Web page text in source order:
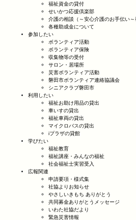
福祉資金の貸付
せいかつ応援倶楽部
介護の相談（～安心介護のお手伝い～
各種助成金について
参加したい
ボランティア活動
ボランティア保険
収集物等の受付
サロン・居場所
災害ボランティア活動
磐田市ボランティア連絡協議会
シニアクラブ磐田市
利用したい
福祉お助け用品の貸出
車いすの貸出
福祉車両の貸出
マイクロバスの貸出
iプラザの貸館
学びたい
福祉教育
福祉講座・みんなの福祉
社会福祉士実習受入
広報関連
申請要項・様式集
社協よりお知らせ
やさしいきもち ありがとう
共同募金ありがとうメッセージ
いわた社協だより
緊急災害情報